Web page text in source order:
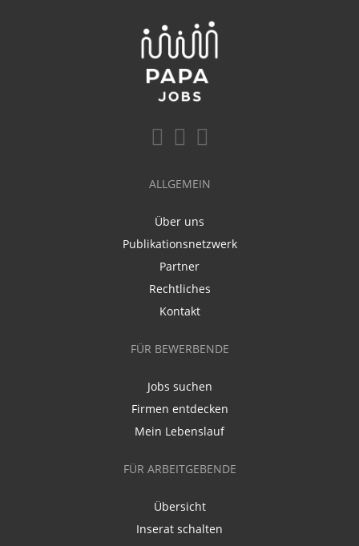
ALLGEMEIN
Über uns
Publikationsnetzwerk
Partner
Rechtliches
Kontakt
FÜR BEWERBENDE
Jobs suchen
Firmen entdecken
Mein Lebenslauf
FÜR ARBEITGEBENDE
Übersicht
Inserat schalten